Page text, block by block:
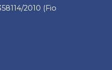
2010 (Fio